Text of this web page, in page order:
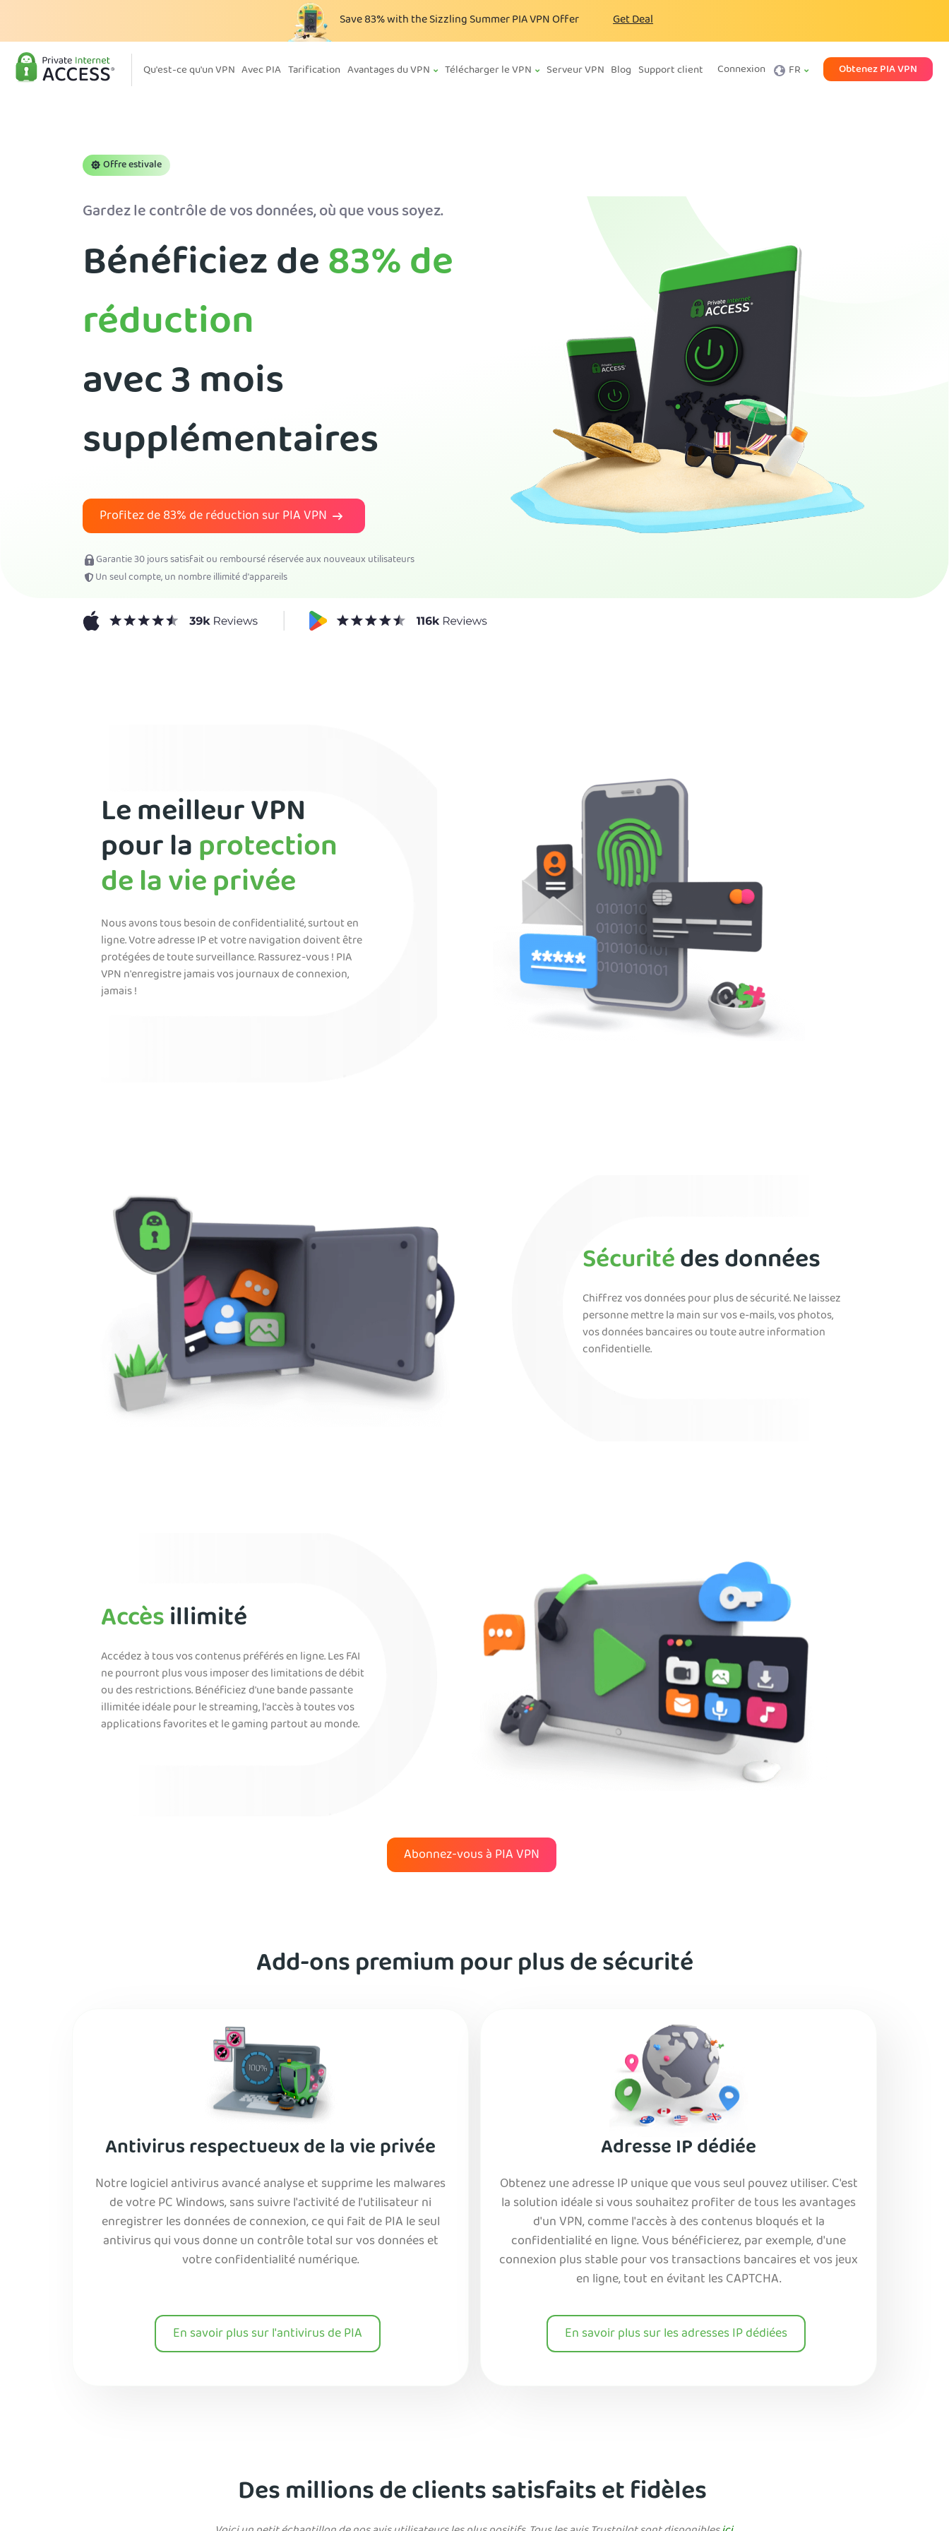
Save83%with the Sizzling Summer PIA VPN Offer Get Deal
Qu'est-ce qu'un VPN Avec PIA Tarification Avantages du VPN Télécharger le VPN Serveur VPN Blog Support client Connexion FR Obtenez PIA VPN
Offre estivale
Gardez le contrôle de vos données, où que vous soyez.
Bénéficiez de83%de
réduction
avec 3 mois
supplémentaires
Profitez de83%de réduction sur PIA VPN
Garantie 30 jours satisfait ou remboursé réservée aux nouveaux utilisateurs
Un seul compte, un nombre illimité d'appareils
Le meilleur VPN
pour laprotection
de la vie privée
Nous avons tous besoin de confidentialité, surtout en
ligne. Votre adresse IP et votre navigation doivent être
protégées de toute surveillance. Rassurez-vous ! PIA
VPN n'enregistre jamais vos journaux de connexion,
jamais !
Sécuritédes données
Chiffrez vos données pour plus de sécurité. Ne laissez
personne mettre la main sur vos e-mails, vos photos,
vos données bancaires ou toute autre information
confidentielle.
Accèsillimité
Accédez à tous vos contenus préférés en ligne. Les FAI
ne pourront plus vous imposer des limitations de débit
ou des restrictions. Bénéficiez d'une bande passante
illimitée idéale pour le streaming, l'accès à toutes vos
applications favorites et le gaming partout au monde.
Abonnez-vous à PIA VPN
Add-ons premium pour plus de sécurité
Antivirus respectueux de la vie privée
Notre logiciel antivirus avancé analyse et supprime les malwares
de votre PC Windows, sans suivre l'activité de l'utilisateur ni
enregistrer les données de connexion, ce qui fait de PIA le seul
antivirus qui vous donne un contrôle total sur vos données et
votre confidentialité numérique.
En savoir plus sur l'antivirus de PIA
Adresse IP dédiée
Obtenez une adresse IP unique que vous seul pouvez utiliser. C'est
la solution idéale si vous souhaitez profiter de tous les avantages
d'un VPN, comme l'accès à des contenus bloqués et la
confidentialité en ligne. Vous bénéficierez, par exemple, d'une
connexion plus stable pour vos transactions bancaires et vos jeux
en ligne, tout en évitant les CAPTCHA.
En savoir plus sur les adresses IP dédiées
Des millions de clients satisfaits et fidèles